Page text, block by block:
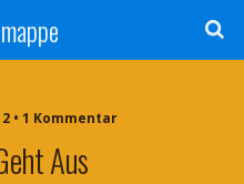
• 1 Kommentar
Aus